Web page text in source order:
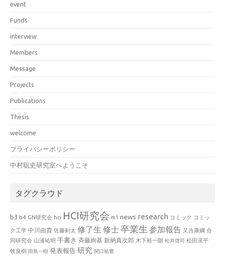
event
Funds
interview
Members
Message
Projects
Publications
Thesis
welcome
プライバシーポリシー
中村聡史研究室へようこそ
タグクラウド
b3 b4 GN研究会 hci HCI研究会 m1 news research コミック コミッ
ク工学 中川由貴 佐藤剣太 修了生 修士卒業生 参加報告 又吉康綱 合
同研究会 山浦祐明 手書き 斉藤絢基 新納真次郎 木下裕一朗 松井啓司 松田滉平
牧良樹 田島一樹 発表報告 研究 関口祐豊